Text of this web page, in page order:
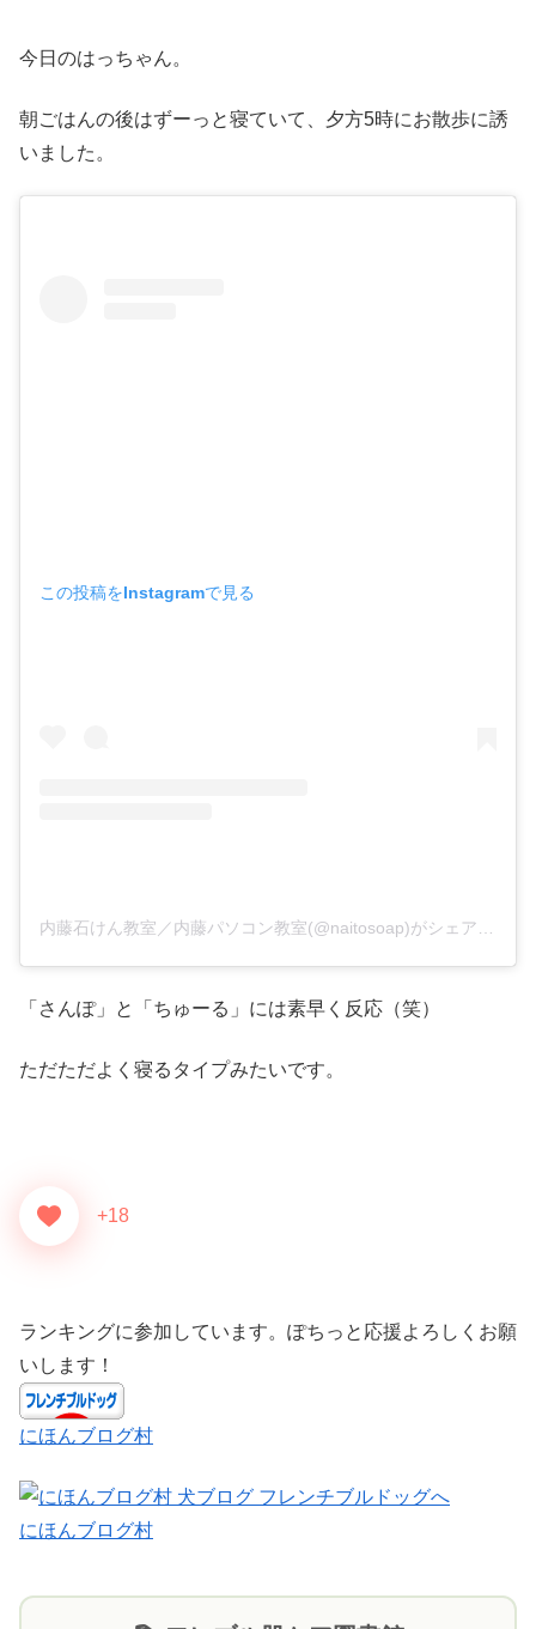
今日のはっちゃん。
朝ごはんの後はずーっと寝ていて、夕方5時にお散歩に誘
いました。
この投稿をInstagramで見る
「さんぽ」と「ちゅーる」には素早く反応（笑）
ただただよく寝るタイプみたいです。
+18
ランキングに参加しています。ぽちっと応援よろしくお願
いします！
にほんブログ村
にほんブログ村